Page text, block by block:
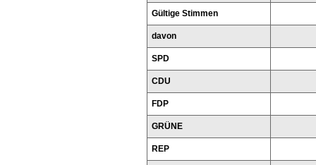
Gültige Stimmen
davon
SPD
CDU
FDP
GRÜNE
REP